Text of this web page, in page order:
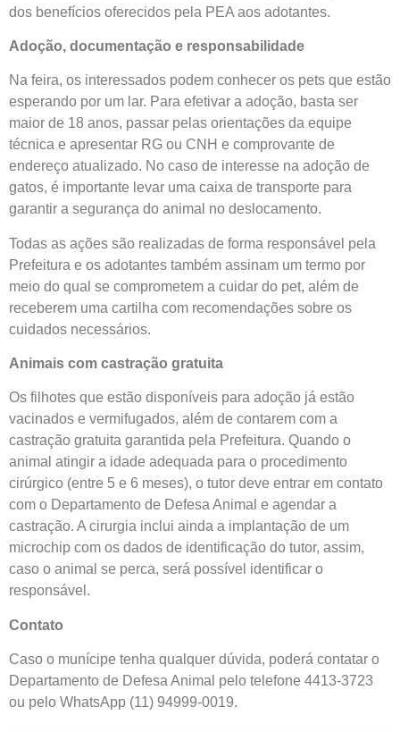
dos benefícios oferecidos pela PEA aos adotantes.
Adoção, documentação e responsabilidade
Na feira, os interessados podem conhecer os pets que estão
esperando por um lar. Para efetivar a adoção, basta ser
maior de 18 anos, passar pelas orientações da equipe
técnica e apresentar RG ou CNH e comprovante de
endereço atualizado. No caso de interesse na adoção de
gatos, é importante levar uma caixa de transporte para
garantir a segurança do animal no deslocamento.
Todas as ações são realizadas de forma responsável pela
Prefeitura e os adotantes também assinam um termo por
meio do qual se comprometem a cuidar do pet, além de
receberem uma cartilha com recomendações sobre os
cuidados necessários.
Animais com castração gratuita
Os filhotes que estão disponíveis para adoção já estão
vacinados e vermifugados, além de contarem com a
castração gratuita garantida pela Prefeitura. Quando o
animal atingir a idade adequada para o procedimento
cirúrgico (entre 5 e 6 meses), o tutor deve entrar em contato
com o Departamento de Defesa Animal e agendar a
castração. A cirurgia inclui ainda a implantação de um
microchip com os dados de identificação do tutor, assim,
caso o animal se perca, será possível identificar o
responsável.
Contato
Caso o munícipe tenha qualquer dúvida, poderá contatar o
Departamento de Defesa Animal pelo telefone 4413-3723
ou pelo WhatsApp (11) 94999-0019.